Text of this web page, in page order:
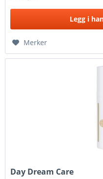
Legg i
Merker
Day Dream Care